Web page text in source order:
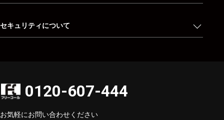
セキュリティについて
0120-607-444
お気軽にお問い合わせください